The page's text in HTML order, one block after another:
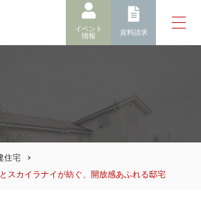
イベント
情報
資料請求
住宅
スカイラナイが紡ぐ、開放感あふれる邸宅